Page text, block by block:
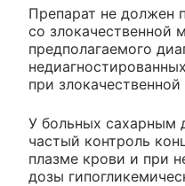
Препарат не должен
со злокачественной
предполагаемого
при
У больных сахарным
частый контроль
плазме крови и при
дозы